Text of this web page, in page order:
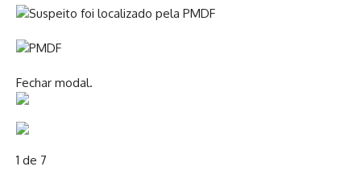
Fechar modal.
1 de 7